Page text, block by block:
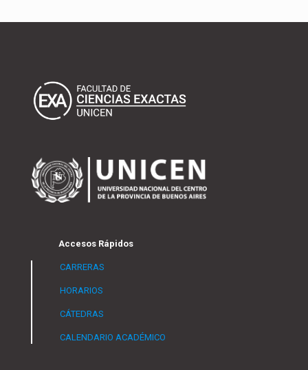
Accesos Rápidos
CARRERAS
HORARIOS
CÁTEDRAS
CALENDARIO ACADÉMICO